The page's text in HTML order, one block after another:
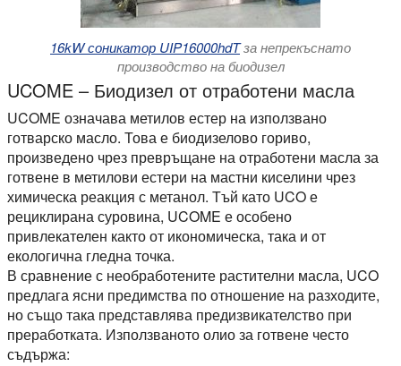
16kW соникатор UIP16000hdTза непрекъснато
производство на биодизел
UCOME – Биодизел от отработени масла
UCOME означава метилов естер на използвано
готварско масло. Това е биодизелово гориво,
произведено чрез превръщане на отработени масла за
готвене в метилови естери на мастни киселини чрез
химическа реакция с метанол. Тъй като UCO е
рециклирана суровина, UCOME е особено
привлекателен както от икономическа, така и от
екологична гледна точка.
В сравнение с необработените растителни масла, UCO
предлага ясни предимства по отношение на разходите,
но също така представлява предизвикателство при
преработката. Използваното олио за готвене често
съдържа: